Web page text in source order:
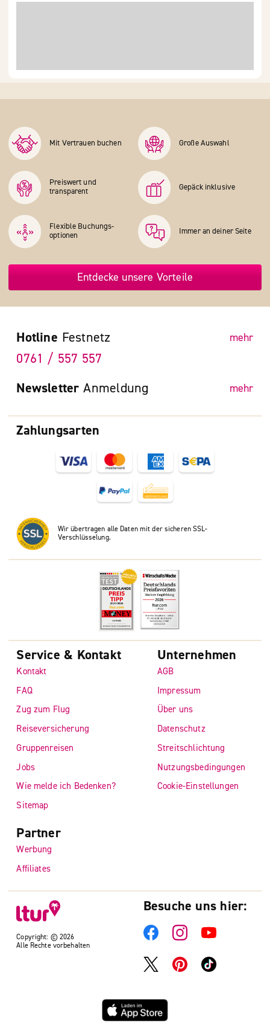
Mit Vertrauen buchen Große Auswahl
Preiswert und
transparent
Gepäck inklusive
Flexible Buchungs­
optionen
Immer an deiner Seite
Entdecke unsere Vorteile
Zahlungsarten
Wir übertragen alle Daten mit der sicheren SSL-
Verschlüsselung.
Hotline Festnetz mehr
0761 / 557 557
Newsletter Anmeldung mehr
Copyright: © 2026
Alle Rechte vorbehalten
Service & Kontakt
Kontakt
FAQ
Zug zum Flug
Reiseversicherung
Gruppenreisen
Jobs
Wie melde ich Bedenken?
Sitemap
Unternehmen
AGB
Impressum
Über uns
Datenschutz
Streitschlichtung
Nutzungsbedingungen
Cookie-Einstellungen
Partner
Werbung
Affiliates
Besuche uns hier: